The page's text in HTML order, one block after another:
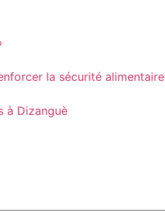
la sécurité alimentaire
à Dizanguè